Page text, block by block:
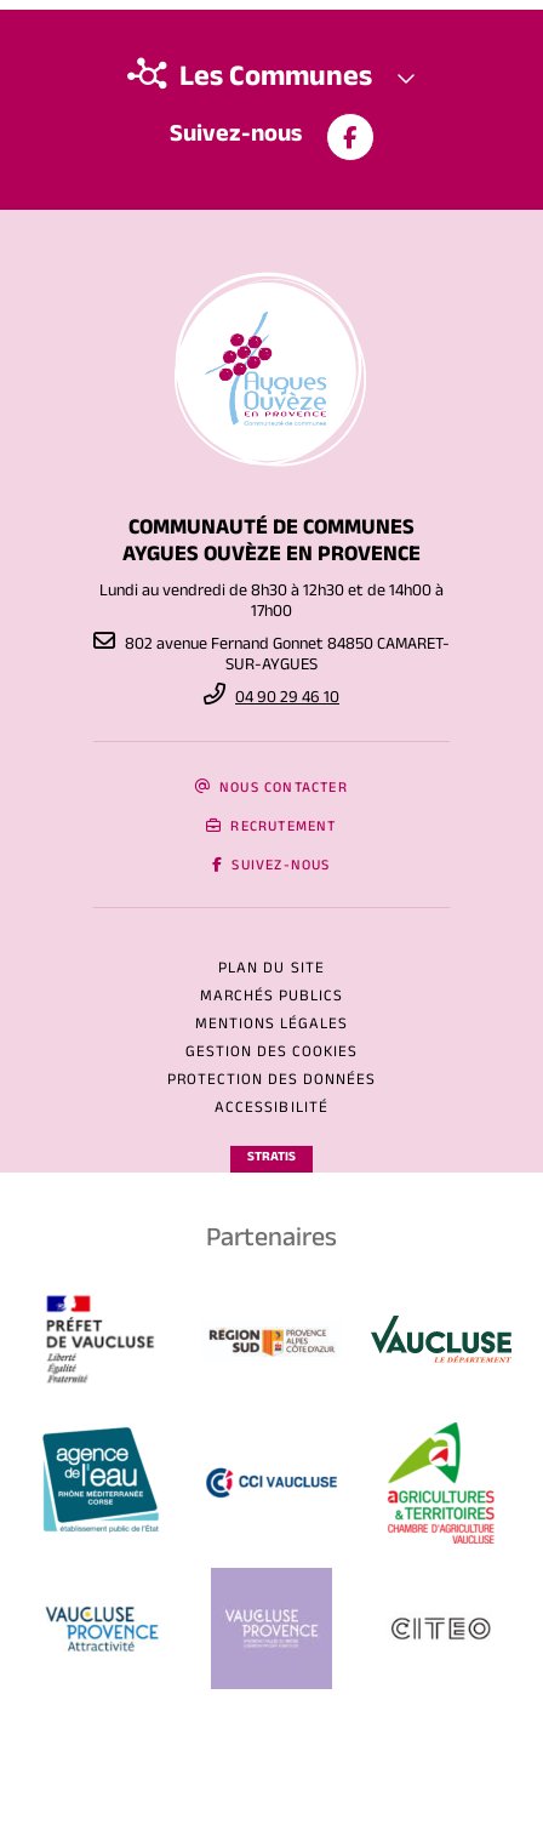
Suivez-nous
Les Communes
COMMUNAUTÉ DE COMMUNES
AYGUES OUVÈZE EN PROVENCE
Lundi au vendredi de 8h30 à 12h30 et de 14h00 à
17h00
802 avenue Fernand Gonnet 84850 CAMARET-
SUR-AYGUES
04 90 29 46 10
NOUS CONTACTER
RECRUTEMENT
SUIVEZ-NOUS
PLAN DU SITE
MARCHÉS PUBLICS
MENTIONS LÉGALES
GESTION DES COOKIES
PROTECTION DES DONNÉES
ACCESSIBILITÉ
STRATIS
Partenaires